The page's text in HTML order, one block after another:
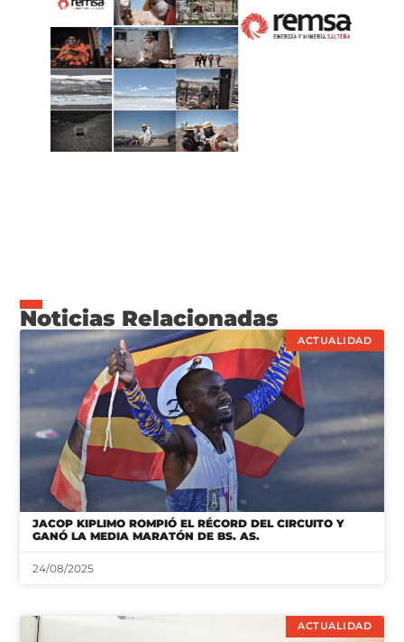
Noticias Relacionadas
ACTUALIDAD
JACOP KIPLIMO ROMPIÓ EL RÉCORD DEL CIRCUITO Y
GANÓ LA MEDIA MARATÓN DE BS. AS.
24/08/2025
ACTUALIDAD